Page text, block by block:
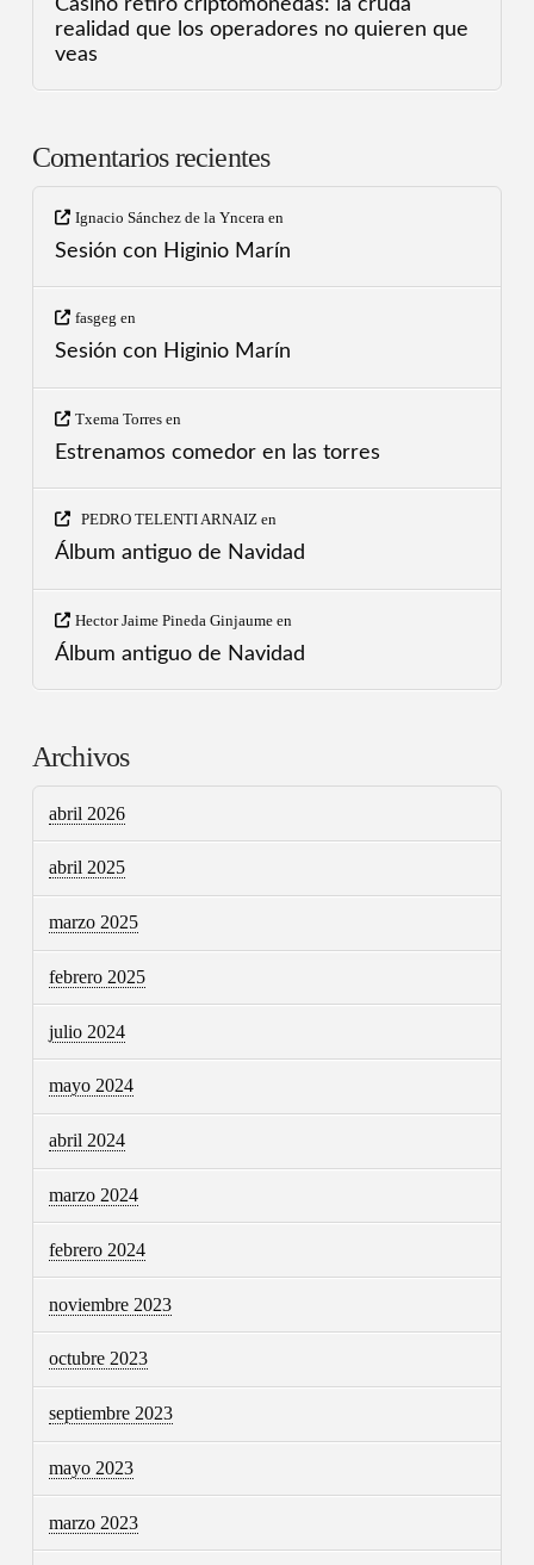
Casino retiro criptomonedas: la cruda
realidad que los operadores no quieren que
veas
Comentarios recientes
Ignacio Sánchez de la Yncera en
Sesión con Higinio Marín
fasgeg en
Sesión con Higinio Marín
Txema Torresen
Estrenamos comedor en las torres
PEDRO TELENTI ARNAIZ en
Álbum antiguo de Navidad
Hector Jaime Pineda Ginjaumeen
Álbum antiguo de Navidad
Archivos
abril 2026
abril 2025
marzo 2025
febrero 2025
julio 2024
mayo 2024
abril 2024
marzo 2024
febrero 2024
noviembre 2023
octubre 2023
septiembre 2023
mayo 2023
marzo 2023